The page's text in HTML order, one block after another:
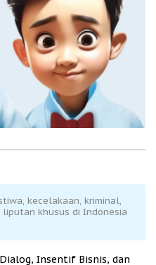
kecelakaan, kriminal,
khusus di Indonesia
Insentif Bisnis, dan